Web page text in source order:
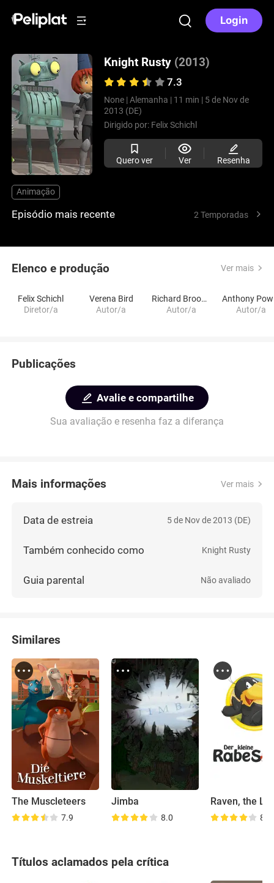
Login
Knight Rusty (2013)
7.3
None | Alemanha | 11 min | 5 de Nov de
2013 (DE)
Dirigido por: Felix Schichl
Quero ver Ver Resenha
Animação
Episódio mais recente 2 Temporadas
Elenco e produção Ver mais
Felix Schichl
Diretor/a
Verena Bird
Autor/a
Richard Brookes
Autor/a
Autor/a
Publicações
Avalie e compartilhe
Sua avaliação e resenha faz a diferança
Mais informações Ver mais
Data de estreia 5 de Nov de 2013 (DE)
Também conhecido como Knight Rusty
Guia parental Não avaliado
Similares
The Muscleteers
7.9
Jimba
8.0 8.3
Títulos aclamados pela crítica